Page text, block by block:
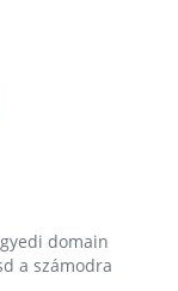
domain
a számodra